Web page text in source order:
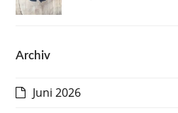
Archiv
Juni 2026